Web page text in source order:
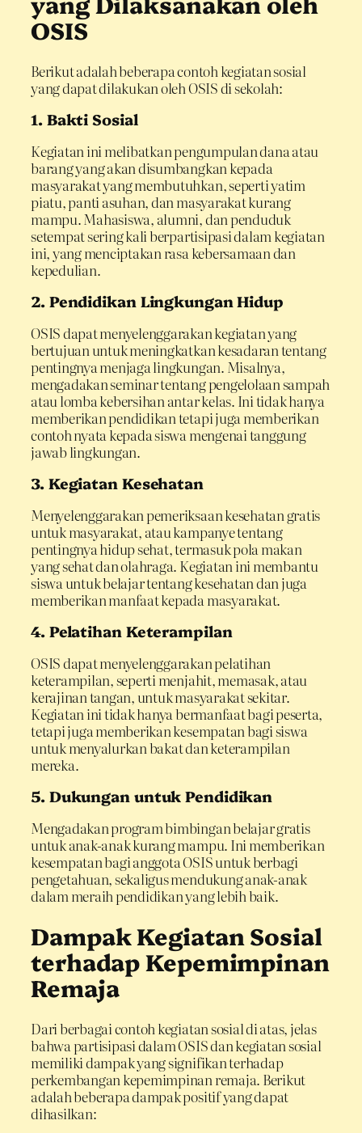
OSIS
Berikut adalah beberapa contoh kegiatan sosial
yang dapat dilakukan oleh OSIS di sekolah:
1. Bakti Sosial
Kegiatan ini melibatkan pengumpulan dana atau
barang yang akan disumbangkan kepada
masyarakat yang membutuhkan, seperti yatim
piatu, panti asuhan, dan masyarakat kurang
mampu. Mahasiswa, alumni, dan penduduk
setempat sering kali berpartisipasi dalam kegiatan
ini, yang menciptakan rasa kebersamaan dan
kepedulian.
2. Pendidikan Lingkungan Hidup
OSIS dapat menyelenggarakan kegiatan yang
bertujuan untuk meningkatkan kesadaran tentang
pentingnya menjaga lingkungan. Misalnya,
mengadakan seminar tentang pengelolaan sampah
atau lomba kebersihan antar kelas. Ini tidak hanya
memberikan pendidikan tetapi juga memberikan
contoh nyata kepada siswa mengenai tanggung
jawab lingkungan.
3. Kegiatan Kesehatan
Menyelenggarakan pemeriksaan kesehatan gratis
untuk masyarakat, atau kampanye tentang
pentingnya hidup sehat, termasuk pola makan
yang sehat dan olahraga. Kegiatan ini membantu
siswa untuk belajar tentang kesehatan dan juga
memberikan manfaat kepada masyarakat.
4. Pelatihan Keterampilan
OSIS dapat menyelenggarakan pelatihan
keterampilan, seperti menjahit, memasak, atau
kerajinan tangan, untuk masyarakat sekitar.
Kegiatan ini tidak hanya bermanfaat bagi peserta,
tetapi juga memberikan kesempatan bagi siswa
untuk menyalurkan bakat dan keterampilan
mereka.
5. Dukungan untuk Pendidikan
Mengadakan program bimbingan belajar gratis
untuk anak-anak kurang mampu. Ini memberikan
kesempatan bagi anggota OSIS untuk berbagi
pengetahuan, sekaligus mendukung anak-anak
dalam meraih pendidikan yang lebih baik.
Dampak Kegiatan Sosial
terhadap Kepemimpinan
Remaja
Dari berbagai contoh kegiatan sosial di atas, jelas
bahwa partisipasi dalam OSIS dan kegiatan sosial
memiliki dampak yang signifikan terhadap
perkembangan kepemimpinan remaja. Berikut
adalah beberapa dampak positif yang dapat
dihasilkan: